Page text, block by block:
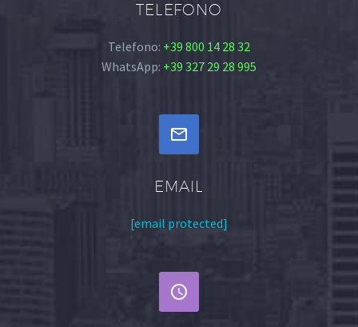
TELEFONO
Telefono: +39 800 14 28 32
WhatsApp: +39 327 29 28 995


EMAIL
[email protected]

